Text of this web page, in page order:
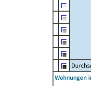
Wohnungen